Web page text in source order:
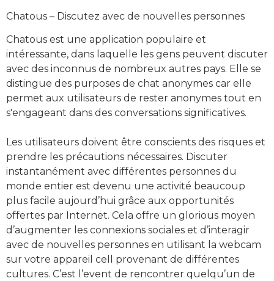
Chatous – Discutez avec de nouvelles personnes
Chatous est une application populaire et
intéressante, dans laquelle les gens peuvent discuter
avec des inconnus de nombreux autres pays. Elle se
distingue des purposes de chat anonymes car elle
permet aux utilisateurs de rester anonymes tout en
s'engageant dans des conversations significatives.
Les utilisateurs doivent être conscients des risques et
prendre les précautions nécessaires. Discuter
instantanément avec différentes personnes du
monde entier est devenu une activité beaucoup
plus facile aujourd’hui grâce aux opportunités
offertes par Internet. Cela offre un glorious moyen
d’augmenter les connexions sociales et d’interagir
avec de nouvelles personnes en utilisant la webcam
sur votre appareil cell provenant de différentes
cultures. C’est l’event de rencontrer quelqu’un de